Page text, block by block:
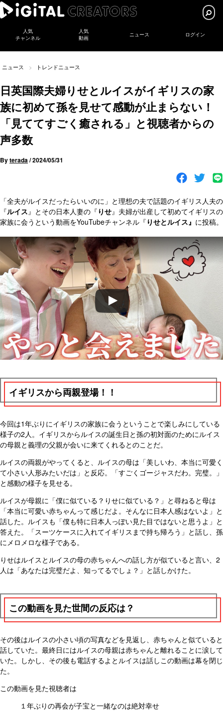
人気
チャンネル
人気
動画
ニュース ログイン
ニュース トレンドニュース
日英国際夫婦りせとルイスがイギリスの家
族に初めて孫を見せて感動が止まらない！
「見ててすごく癒される」と視聴者からの
声多数
Byterada/2024/05/31
「全夫がルイスだったらいいのに」と理想の夫で話題のイギリス人夫の
『ルイス 』とその日本人妻の『 りせ』夫婦が出産して初めてイギリスの
家族に会うという動画をYouTubeチャンネル『 りせとルイス』 に投稿。
イギリスから両親登場！！
今回は1年ぶりにイギリスの家族に会うということで楽しみにしている
様子の2人。イギリスからルイスの誕生日と孫の初対面のためにルイス
の母親と義理の父親が会いに来てくれるとのことだ。
ルイスの両親がやってくると、ルイスの母は「美しいわ、本当に可愛く
て小さい人形みたいだは」と反応。「すごくゴージャスだわ。完璧。」
と感動の様子を見せる。
ルイスが母親に「僕に似ている？りせに似ている？」と尋ねると母は
「本当に可愛い赤ちゃんって感じだよ。そんなに日本人感はないよ」と
話した。ルイスも「僕も特に日本人っぽい見た目ではないと思うよ」と
答えた。「スーツケースに入れてイギリスまで持ち帰ろう」と話し、孫
にメロメロな様子である。
りせはルイスとルイスの母の赤ちゃんへの話し方が似ていると言い、2
人は「あなたは完璧だよ、知ってるでしょ？」と話しかけた。
この動画を見た世間の反応は？
その後はルイスの小さい頃の写真などを見返し、赤ちゃんと似ていると
話していた。最終日にはルイスの母親は赤ちゃんと離れることに涙して
いた。しかし、その後も電話するよとルイスは話しこの動画は幕を閉じ
た。
この動画を見た視聴者は
１年ぶりの再会が子宝と一緒なのは絶対幸せ